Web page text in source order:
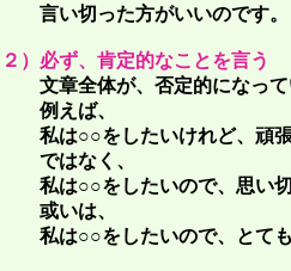
言い切った方がいいのです。
２）必ず、肯定的なことを言う
文章全体が、否定的になっ
例えば、
私は○○をしたいけれど、頑張
ではなく、
私は○○をしたいので、思い切
或いは、
私は○○をしたいので、とても